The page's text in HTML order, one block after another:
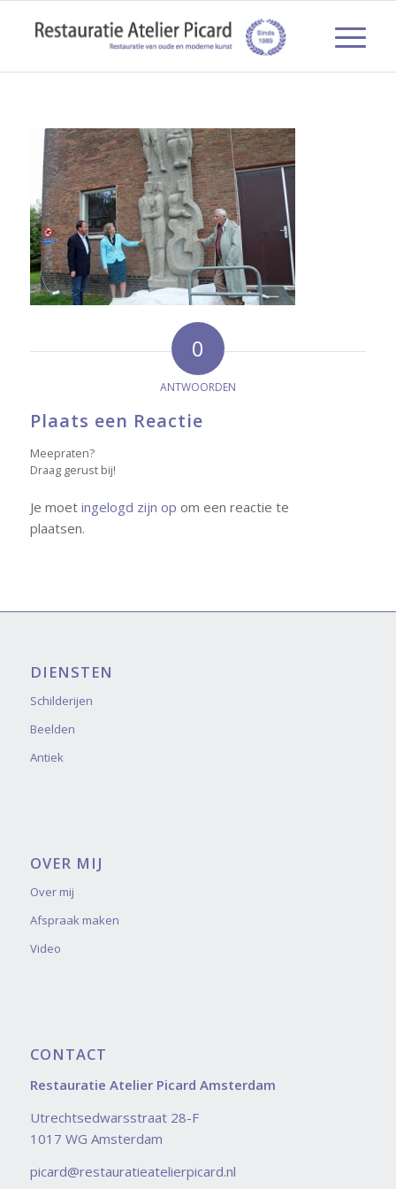
0
ANTWOORDEN
Plaats een Reactie
Meepraten?
Draag gerust bij!
Je moet ingelogd zijn op om een reactie te
plaatsen.
DIENSTEN
Schilderijen
Beelden
Antiek
OVER MIJ
Over mij
Afspraak maken
Video
CONTACT
Restauratie Atelier Picard Amsterdam
Utrechtsedwarsstraat 28-F
1017 WG Amsterdam
picard@restauratieatelierpicard.nl